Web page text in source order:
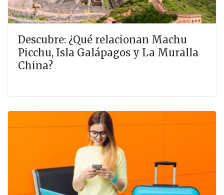
Descubre: ¿Qué relacionan Machu
Picchu, Isla Galápagos y La Muralla
China?